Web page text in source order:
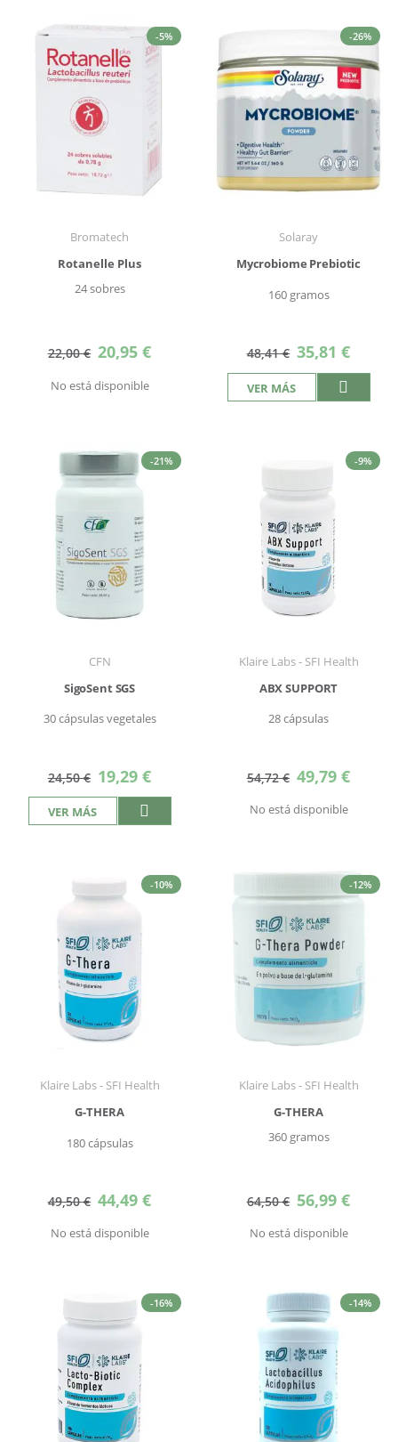
-5%
Bromatech
Rotanelle Plus
24 sobres
22,00 € Precio
especial
20,95 €
No está disponible
-26%
Solaray
Mycrobiome Prebiotic
160 gramos
48,41 € Precio
especial
35,81 €
VER MÁS
-21%
CFN
SigoSent SGS
30 cápsulas vegetales
24,50 € Precio
especial
19,29 €
VER MÁS
-9%
Klaire Labs - SFI Health
ABX SUPPORT
28 cápsulas
54,72 € Precio
especial
49,79 €
No está disponible
-10%
Klaire Labs - SFI Health
G-THERA
180 cápsulas
49,50 € Precio
especial
44,49 €
No está disponible
-12%
Klaire Labs - SFI Health
G-THERA
360 gramos
64,50 € Precio
especial
56,99 €
No está disponible
-16% -14%